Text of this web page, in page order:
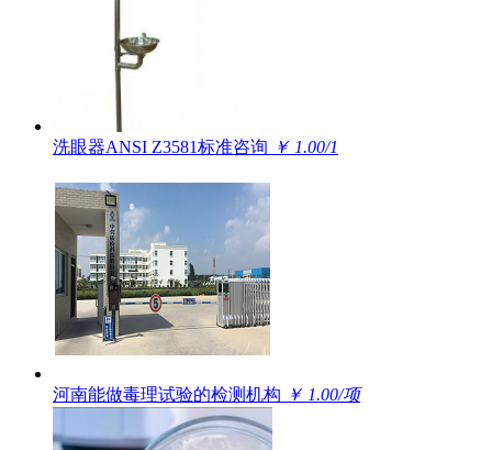
洗眼器ANSI Z3581标准咨询 ￥ 1.00/1
河南能做毒理试验的检测机构 ￥ 1.00/项